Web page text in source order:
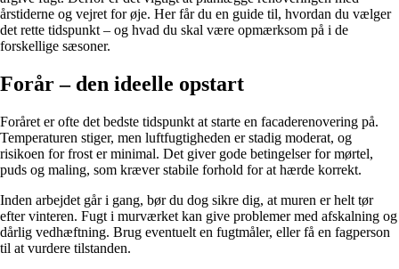
årstiderne og vejret for øje. Her får du en guide til, hvordan du vælger
det rette tidspunkt – og hvad du skal være opmærksom på i de
forskellige sæsoner.
Forår – den ideelle opstart
Foråret er ofte det bedste tidspunkt at starte en facaderenovering på.
Temperaturen stiger, men luftfugtigheden er stadig moderat, og
risikoen for frost er minimal. Det giver gode betingelser for mørtel,
puds og maling, som kræver stabile forhold for at hærde korrekt.
Inden arbejdet går i gang, bør du dog sikre dig, at muren er helt tør
efter vinteren. Fugt i murværket kan give problemer med afskalning og
dårlig vedhæftning. Brug eventuelt en fugtmåler, eller få en fagperson
til at vurdere tilstanden.